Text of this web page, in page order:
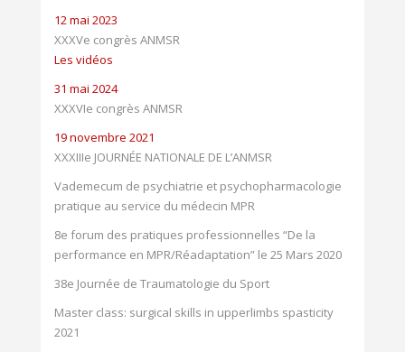
12 mai 2023
XXXVe congrès ANMSR
Les vidéos
31 mai 2024
XXXVIe congrès ANMSR
19 novembre 2021
XXXIIIe JOURNÉE NATIONALE DE L’ANMSR
Vademecum de psychiatrie et psychopharmacologie
pratique au service du médecin MPR
8e forum des pratiques professionnelles “De la
performance en MPR/Réadaptation” le 25 Mars 2020
38e Journée de Traumatologie du Sport
Master class: surgical skills in upperlimbs spasticity
2021